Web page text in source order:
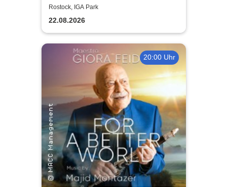
2026
Rostock, IGA Park
22.08.2026
20:00 Uhr